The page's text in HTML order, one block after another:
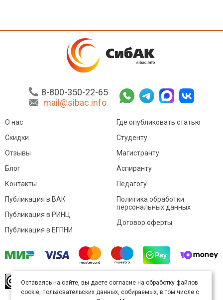
8-800-350-22-65
mail@sibac.info
О нас
Скидки
Отзывы
Блог
Контакты
Где опубликовать статью
Студенту
Магистранту
Аспиранту
Педагогу
Публикация в ВАК
Публикация в РИНЦ
Публикация в ЕГПНИ
Политика обработки
персональных данных
Договор оферты
произведение доступно полицензии Creative
Commons «Attribution» («Атрибуция») 4.0
Оставаясь на сайте, вы даете согласие на обработку файлов
cookie, пользовательских данных, собираемых, в том числе с